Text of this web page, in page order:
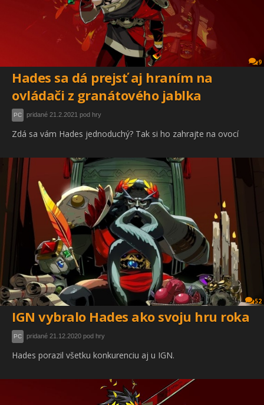
9
Hades sa dá prejsť aj hraním na
ovládači z granátového jablka
PC pridané 21.2.2021 pod hry
Zdá sa vám Hades jednoduchý? Tak si ho zahrajte na ovocí
52
IGN vybralo Hades ako svoju hru roka
PC pridané 21.12.2020 pod hry
Hades porazil všetku konkurenciu aj u IGN.